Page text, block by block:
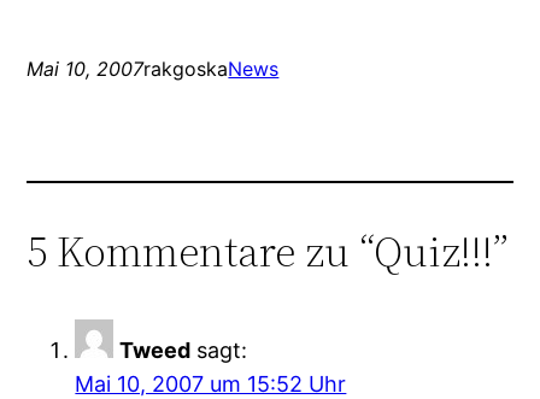
Mai 10, 2007rakgoskaNews
5 Kommentare zu “Quiz!!!”
Tweed sagt:
Mai 10, 2007 um 15:52 Uhr